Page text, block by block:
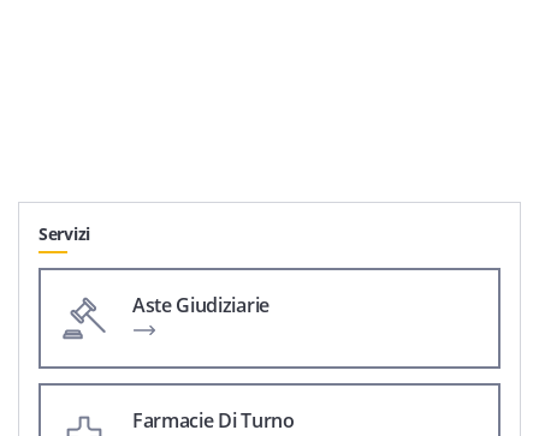
Servizi
Aste Giudiziarie
Farmacie Di Turno